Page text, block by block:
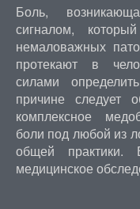
Боль,
сигналом,
немаловажных
протекают в
силами
причине следует
комплексное
боли под любой из
общей практики.
медицинское